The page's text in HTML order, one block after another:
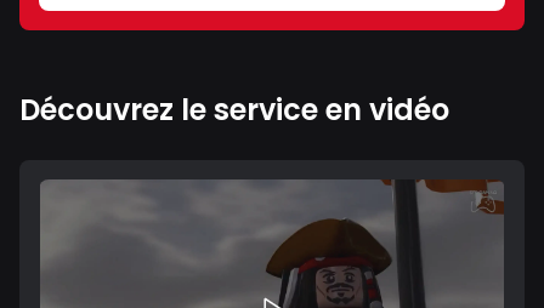
Découvrez le service en vidéo